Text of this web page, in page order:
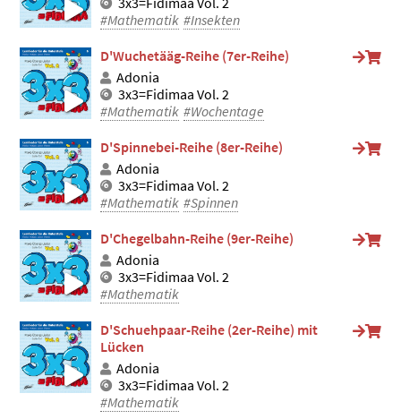
#Mathematik #Insekten
D'Wuchetääg-Reihe (7er-Reihe)
Adonia
3x3=Fidimaa Vol. 2
#Mathematik #Wochentage
D'Spinnebei-Reihe (8er-Reihe)
Adonia
3x3=Fidimaa Vol. 2
#Mathematik #Spinnen
D'Chegelbahn-Reihe (9er-Reihe)
Adonia
3x3=Fidimaa Vol. 2
#Mathematik
D'Schuehpaar-Reihe (2er-Reihe) mit
Lücken
Adonia
3x3=Fidimaa Vol. 2
#Mathematik